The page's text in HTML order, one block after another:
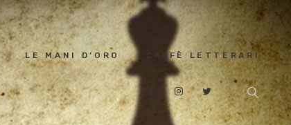
LE MANI D’ORO CAFFÈ LETTERARI